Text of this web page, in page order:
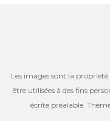
Les images sont la
être utilisées à des fins
écrite préalable.